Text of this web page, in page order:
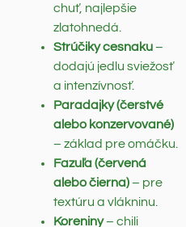
chuť, najlepšie
zlatohnedá.
Strúčiky cesnaku–
dodajú jedlu sviežosť
a intenzívnosť.
Paradajky (čerstvé
alebo konzervované)
– základ pre omáčku.
Fazuľa (červená
alebo čierna)– pre
textúru a vlákninu.
Koreniny– chili